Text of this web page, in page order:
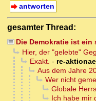
antworten
gesamter Thread:
Die Demokratie ist ein
Hier, der "gelebte"
Exakt. - re-
Aus dem Jahre
Wer nicht
Globale
Ich habe mir